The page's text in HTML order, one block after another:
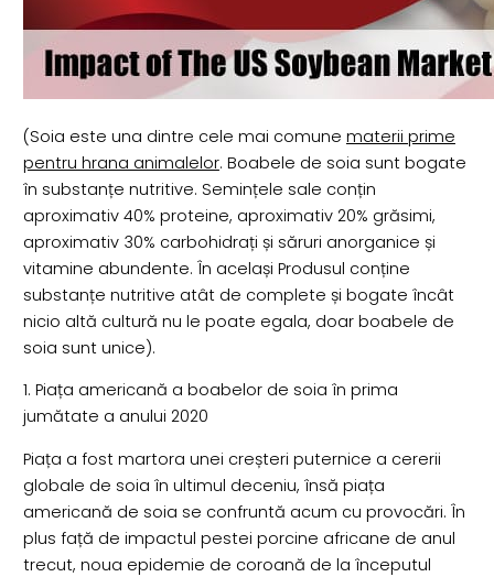
(Soia este una dintre cele mai comune materii prime
pentru hrana animalelor. Boabele de soia sunt bogate
în substanțe nutritive. Semințele sale conțin
aproximativ 40% proteine, aproximativ 20% grăsimi,
aproximativ 30% carbohidrați și săruri anorganice și
vitamine abundente. În același Produsul conține
substanțe nutritive atât de complete și bogate încât
nicio altă cultură nu le poate egala, doar boabele de
soia sunt unice).
1. Piața americană a boabelor de soia în prima
jumătate a anului 2020
Piața a fost martora unei creșteri puternice a cererii
globale de soia în ultimul deceniu, însă piața
americană de soia se confruntă acum cu provocări. În
plus față de impactul pestei porcine africane de anul
trecut, noua epidemie de coroană de la începutul